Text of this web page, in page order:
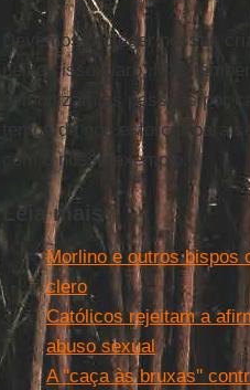
Devemos proteger nossas
deixou isso claro. Mas
demonizam as pessoas por
temos de nos esforçar para
com o nosso exemplo.
Leia mais
Morlino e outros bispos
clero
Católicos rejeitam a
abuso sexual
A ''caça às bruxas''